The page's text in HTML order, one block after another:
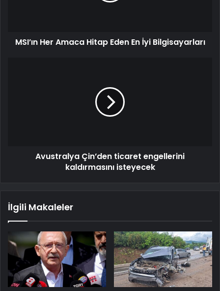
MSI’ın Her Amaca Hitap Eden En İyi Bilgisayarları
Avustralya Çin’den ticaret engellerini
kaldırmasını isteyecek
İlgili Makaleler